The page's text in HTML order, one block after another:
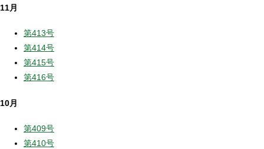
11月
第413号
第414号
第415号
第416号
10月
第409号
第410号